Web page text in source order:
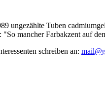
ungezählte Tuben
mancher Farbakzent auf
schreiben an: